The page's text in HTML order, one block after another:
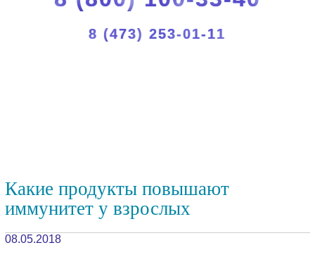
8 (473) 253-01-11
Какие продукты повышают
иммунитет у взрослых
08.05.2018